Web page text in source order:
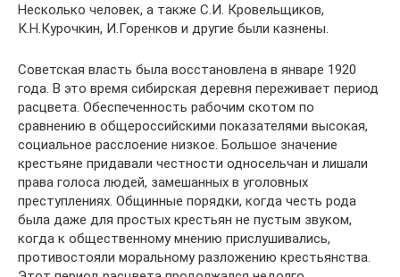
Несколько человек, а также С.И. Кровельщиков,
К.Н.Курочкин, И.Горенков и другие были казнены.
Советская власть была восстановлена в январе 1920
года. В это время сибирская деревня переживает период
расцвета. Обеспеченность рабочим скотом по
сравнению в общероссийскими показателями высокая,
социальное расслоение низкое. Большое значение
крестьяне придавали честности односельчан и лишали
права голоса людей, замешанных в уголовных
преступлениях. Общинные порядки, когда честь рода
была даже для простых крестьян не пустым звуком,
когда к общественному мнению прислушивались,
противостояли моральному разложению крестьянства.